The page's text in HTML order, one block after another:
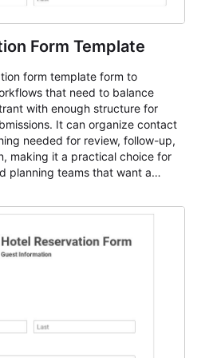
Form Template
form template form to
that need to balance
with enough structure for
It can organize contact
needed for review, follow-up,
making it a practical choice for
planning teams that want a
The form is suitable for
registration, business
participation. It helps
so organizers can
next steps, and maintain
over time.